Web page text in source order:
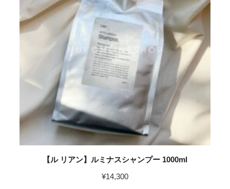
【ル リアン】ルミナスシャンプー 1000ml
¥14,300